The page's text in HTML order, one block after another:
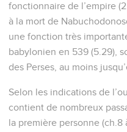
fonctionnaire de l’empire
à la mort de
une fonction très
babylonien en 539 (5.29),
des Perses, au moins
Selon les indications de
contient de nombreux
la première personne (ch.8